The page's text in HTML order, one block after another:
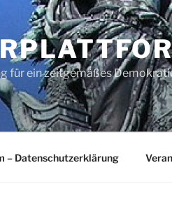
für ein zeitgemäßes
– Datenschutzerklärung